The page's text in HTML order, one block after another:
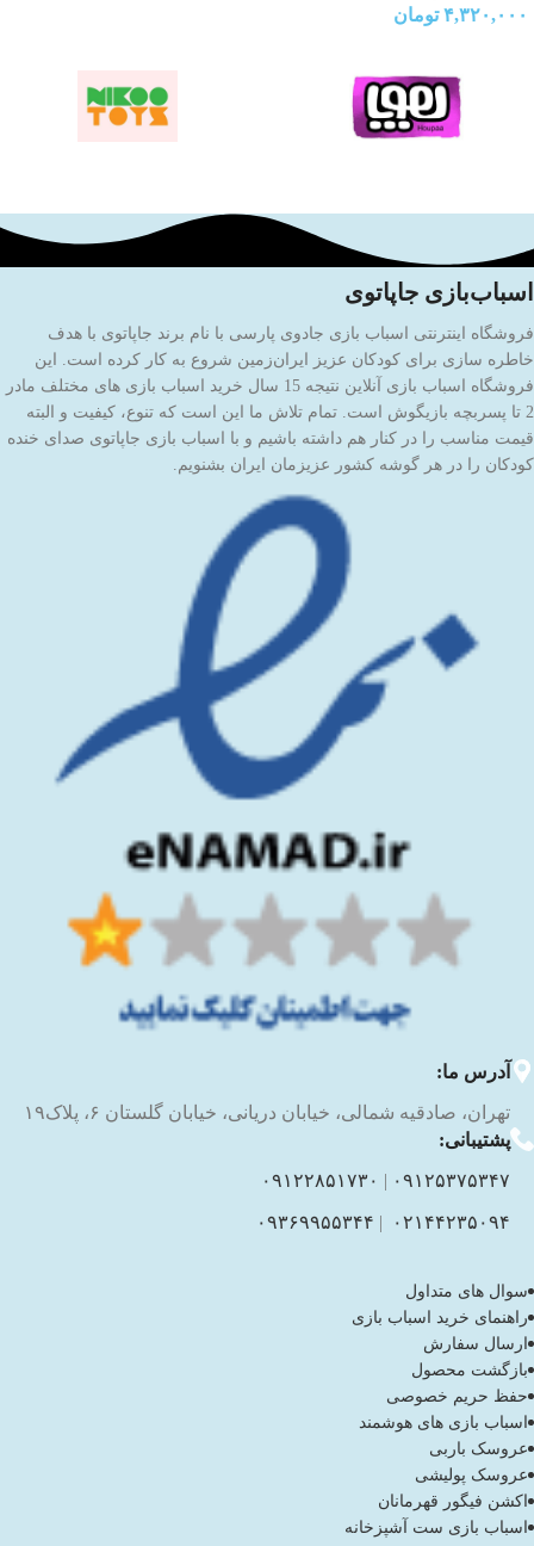
۴,۳۲۰,۰۰۰ تومان
اسباب‌بازی جاپاتوی
فروشگاه اینترنتی اسباب بازی جادوی پارسی با نام برند جاپاتوی با هدف
خاطره سازی برای کودکان عزیز ایران‌زمین شروع به کار کرده است. این
فروشگاه اسباب بازی آنلاین نتیجه 15 سال خرید اسباب بازی های مختلف مادر
2 تا پسربچه بازیگوش است. تمام تلاش ما این است که تنوع، کیفیت و البته
قیمت مناسب را در کنار هم داشته باشیم و با اسباب بازی جاپاتوی صدای خنده
کودکان را در هر گوشه کشور عزیزمان ایران بشنویم.
آدرس ما:
تهران، صادقیه شمالی، خیابان دریانی، خیابان گلستان ۶، پلاک۱۹
پشتیبانی:
۰۹۱۲۵۳۷۵۳۴۷ | ۰۹۱۲۲۸۵۱۷۳۰
۰۲۱۴۴۲۳۵۰۹۴ | ۰۹۳۶۹۹۵۵۳۴۴
سوال های متداول
راهنمای خرید اسباب بازی
ارسال سفارش
بازگشت محصول
حفظ حریم خصوصی
اسباب بازی های هوشمند
عروسک باربی
عروسک پولیشی
اکشن فیگور قهرمانان
اسباب بازی ست آشپزخانه